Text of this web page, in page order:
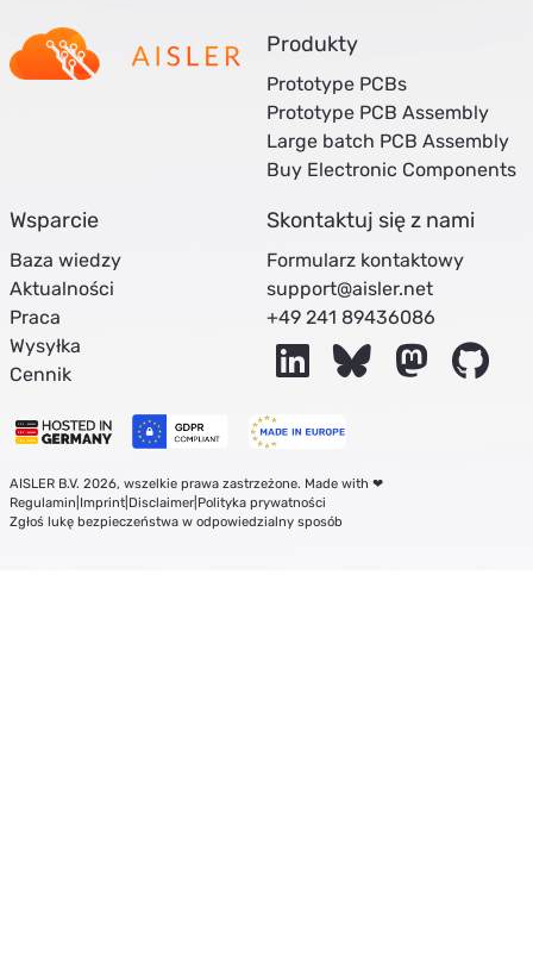
Produkty
Prototype PCBs
Prototype PCB Assembly
Large batch PCB Assembly
Buy Electronic Components
Wsparcie
Baza wiedzy
Aktualności
Praca
Wysyłka
Cennik
Skontaktuj się z nami
Formularz kontaktowy
support@aisler.net
+49 241 89436086
LinkedInBluesky Mastodon
AISLER B.V. 2026, wszelkie prawa zastrzeżone. Made with ❤
Regulamin Imprint| Disclaimer| Polityka prywatności
Zgłoś lukę bezpieczeństwa w odpowiedzialny sposób